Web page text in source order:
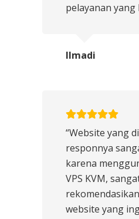
pelayanan yang
Ilmadi
“Website yang
responnya
karena
VPS KVM,
website yang